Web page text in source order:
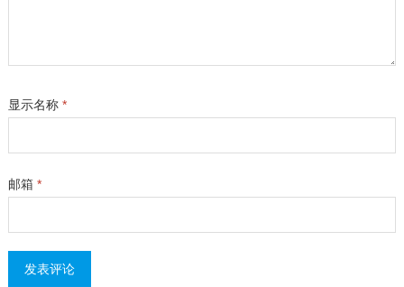
显示名称 *
邮箱 *